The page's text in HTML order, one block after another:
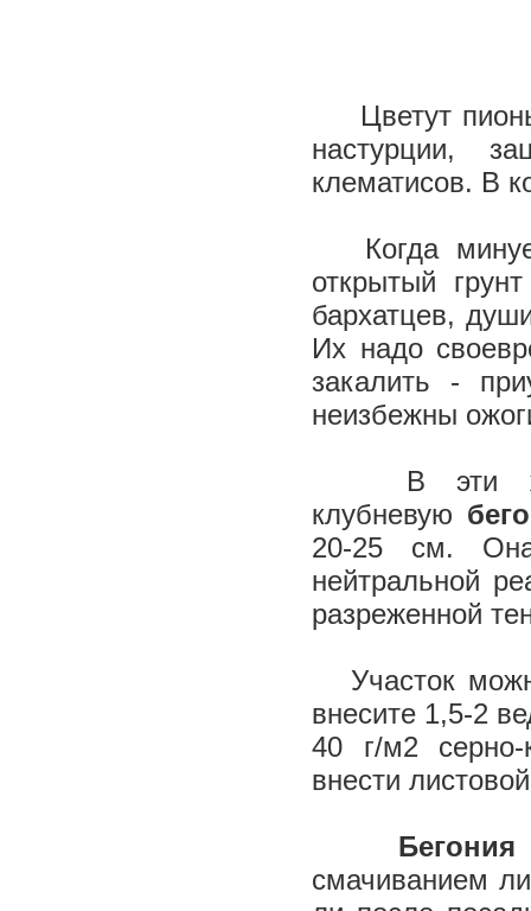
Цветут
настурции,
клематисов. В
Когда
открытый
бархатцев,
Их надо
закалить -
неизбежны
В эти же
клубневую
20-25 см.
нейтральной
разреженной
Участок
внесите 1,5-2
40 г/м2 серно-
внести
смачиванием